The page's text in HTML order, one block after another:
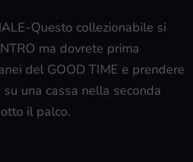
Questo collezionabile si
ma dovrete prima
del GOOD TIME e prendere
una cassa nella seconda
il palco.